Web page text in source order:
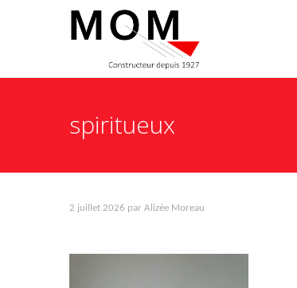
spiritueux
2 juillet 2026 par Alizée Moreau